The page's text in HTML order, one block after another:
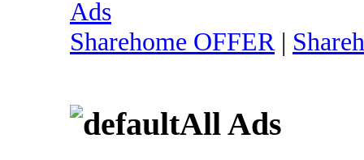
Ads
Sharehome OFFER|
All Ads